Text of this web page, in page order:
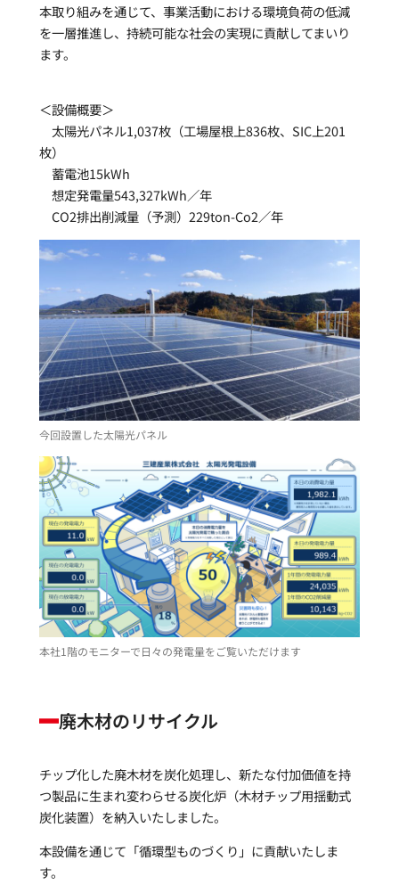
本取り組みを通じて、事業活動における環境負荷の低減
を一層推進し、持続可能な社会の実現に貢献してまいり
ます。
＜設備概要＞
太陽光パネル1,037枚（工場屋根上836枚、SIC上201
枚）
蓄電池15kWh
想定発電量543,327kWh／年
CO2排出削減量（予測）229ton-Co2／年
今回設置した太陽光パネル
本社1階のモニターで日々の発電量をご覧いただけます
廃木材のリサイクル
チップ化した廃木材を炭化処理し、新たな付加価値を持
つ製品に生まれ変わらせる炭化炉（木材チップ用揺動式
炭化装置）を納入いたしました。
本設備を通じて「循環型ものづくり」に貢献いたしま
す。